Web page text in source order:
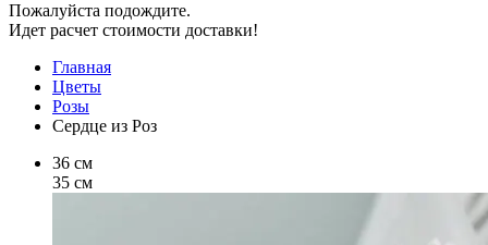
Пожалуйста подождите.
Идет расчет стоимости доставки!
Главная
Цветы
Розы
Сердце из Роз
36 см
35 см